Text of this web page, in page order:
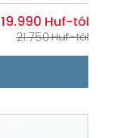
19.990
21.750